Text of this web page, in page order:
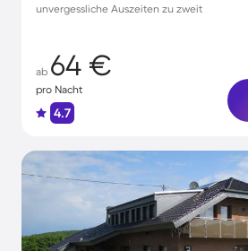
unvergessliche Auszeiten zu zweit
ab 64 €
pro Nacht
4.7